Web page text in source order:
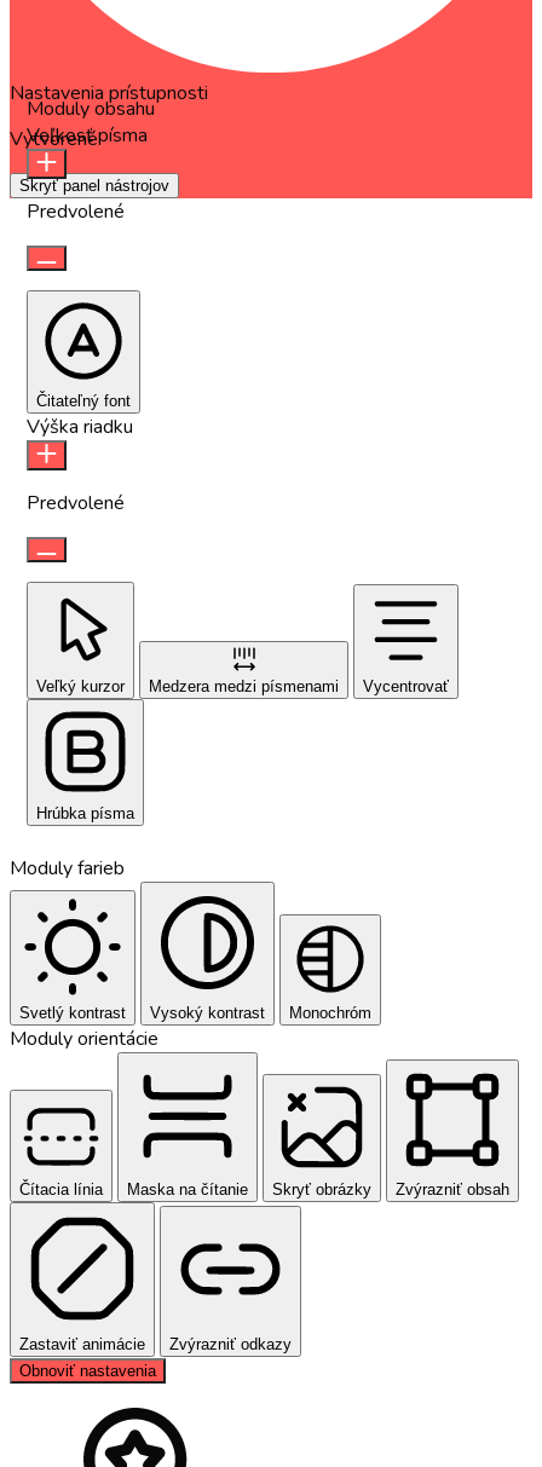
Nastavenia prístupnosti
Vytvorené OneTap
Skryť panel nástrojov
Moduly obsahu
Veľkosť písma
Predvolené
Čitateľný font
Výška riadku
Predvolené
Veľký kurzor Medzera medzi písmenami Vycentrovať
Hrúbka písma
Moduly farieb
Svetlý kontrast Vysoký kontrast Monochróm
Moduly orientácie
Čítacia línia Maska na čítanie Skryť obrázky Zvýrazniť obsah
Zastaviť animácie
Zvýrazniť odkazy
Obnoviť nastavenia